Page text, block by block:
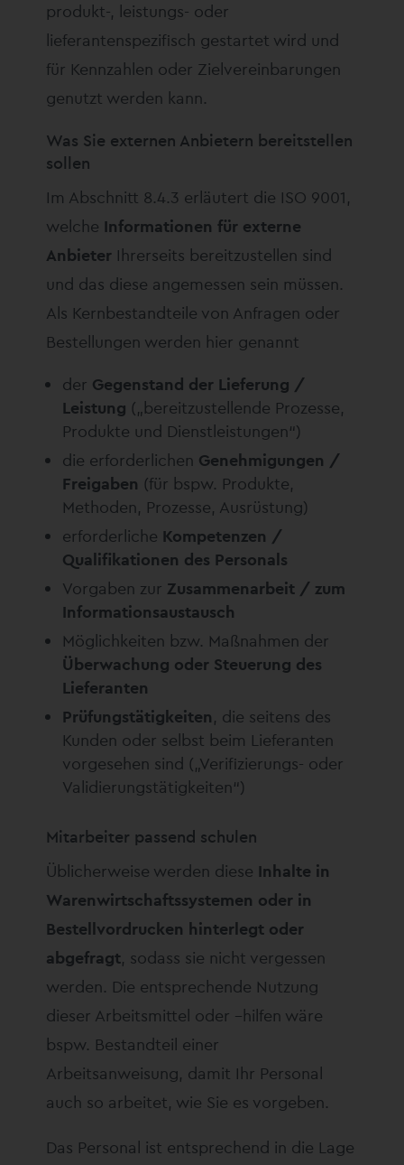
produkt-, leistungs- oder
lieferantenspezifisch gestartet wird und
für Kennzahlen oder Zielvereinbarungen
genutzt werden kann.
Was Sie externen Anbietern bereitstellen
sollen
Im Abschnitt 8.4.3 erläutert die ISO 9001,
welche Informationen für externe
Anbieter Ihrerseits bereitzustellen sind
und das diese angemessen sein müssen.
Als Kernbestandteile von Anfragen oder
Bestellungen werden hier genannt
der Gegenstand der Lieferung /
Leistung („bereitzustellende Prozesse,
Produkte und Dienstleistungen“)
die erforderlichen Genehmigungen /
Freigaben (für bspw. Produkte,
Methoden, Prozesse, Ausrüstung)
erforderliche Kompetenzen /
Qualifikationen des Personals
Vorgaben zur Zusammenarbeit / zum
Informationsaustausch
Möglichkeiten bzw. Maßnahmen der
Überwachung oder Steuerung des
Lieferanten
Prüfungstätigkeiten, die seitens des
Kunden oder selbst beim Lieferanten
vorgesehen sind („Verifizierungs- oder
Validierungstätigkeiten“)
Mitarbeiter passend schulen
Üblicherweise werden diese Inhalte in
Warenwirtschaftssystemen oder in
Bestellvordrucken hinterlegt oder
abgefragt, sodass sie nicht vergessen
werden. Die entsprechende Nutzung
dieser Arbeitsmittel oder –hilfen wäre
bspw. Bestandteil einer
Arbeitsanweisung, damit Ihr Personal
auch so arbeitet, wie Sie es vorgeben.
Das Personal ist entsprechend in die Lage